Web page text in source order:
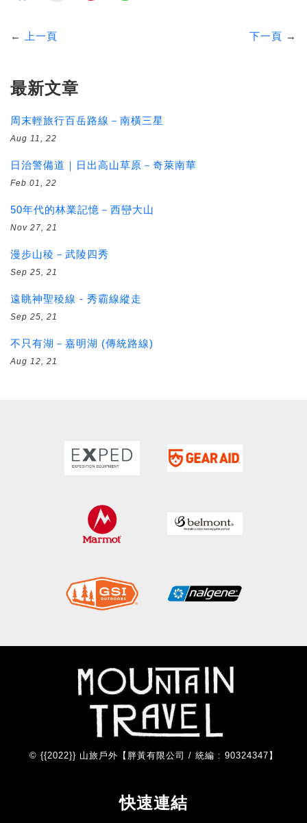
← 上一頁 下一頁 →
最新文章
周末輕旅行百岳路線－南橫三星
Aug 11, 22
日治警備道｜日出高山草原－奇萊南華
Feb 01, 22
50年代的林業記憶－西巒大山
Nov 27, 21
漫步山稜－武陵四秀
Sep 25, 21
遠眺神聖稜線 - 秀霸線縱走
Sep 25, 21
不只有湖－嘉明湖 (傳統路線)
Aug 12, 21
© {{2022}} 山旅戶外【胖黃有限公司 / 統編 : 90324347】
快速連結